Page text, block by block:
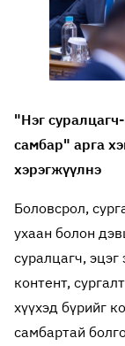
"Нэг
самбар" арга
хэрэгжүүлнэ
Боловсрол,
ухаан болон
суралцагч,
контент,
хүүхэд бүрийг
самбартай